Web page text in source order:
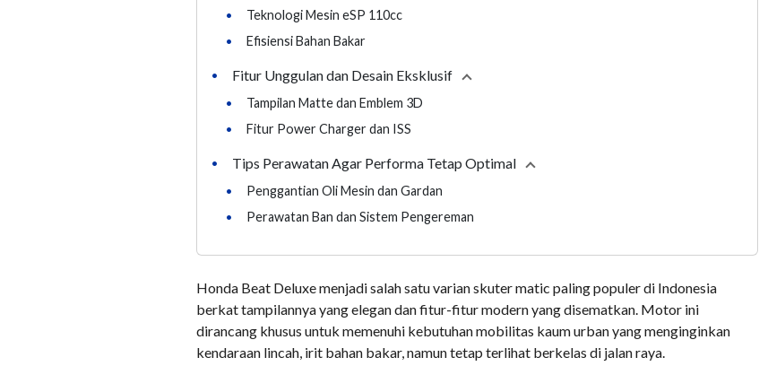
•
Teknologi Mesin eSP 110cc
•
Efisiensi Bahan Bakar
• Fitur Unggulan dan Desain Eksklusif Collapse
•
Tampilan Matte dan Emblem 3D
•
Fitur Power Charger dan ISS
• Tips Perawatan Agar Performa Tetap Optimal Collapse
•
Penggantian Oli Mesin dan Gardan
•
Perawatan Ban dan Sistem Pengereman
Honda Beat Deluxe menjadi salah satu varian skuter matic paling populer di Indonesia
berkat tampilannya yang elegan dan fitur-fitur modern yang disematkan. Motor ini
dirancang khusus untuk memenuhi kebutuhan mobilitas kaum urban yang menginginkan
kendaraan lincah, irit bahan bakar, namun tetap terlihat berkelas di jalan raya.